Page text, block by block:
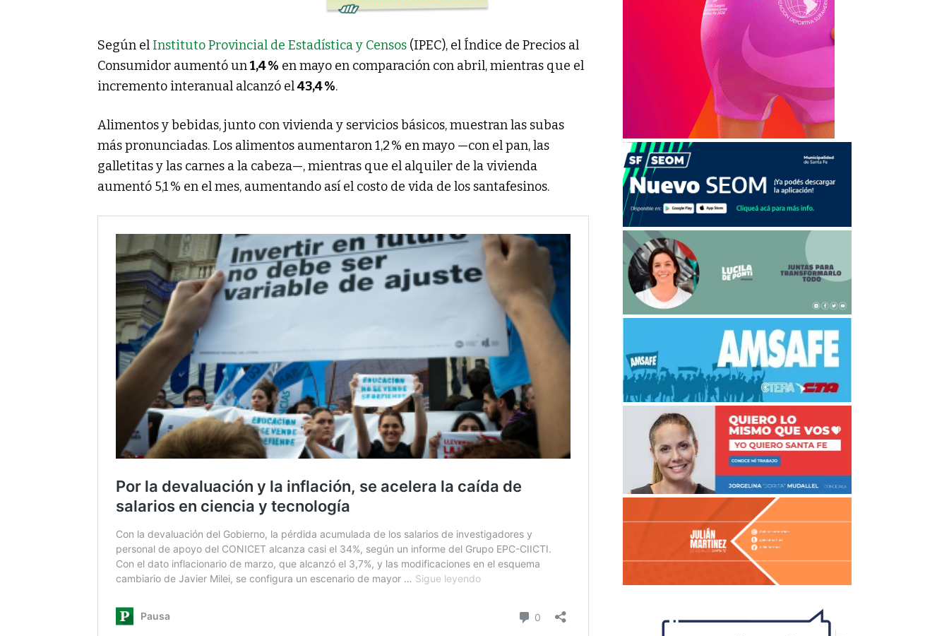
Según el Instituto Provincial de Estadística y Censos (IPEC), el Índice de Precios al
Consumidor aumentó un1,4 % en mayo en comparación con abril, mientras que el
incremento interanual alcanzó el43,4 %.
Alimentos y bebidas, junto con vivienda y servicios básicos, muestran las subas
más pronunciadas. Los alimentos aumentaron 1,2 % en mayo —con el pan, las
galletitas y las carnes a la cabeza—, mientras que el alquiler de la vivienda
aumentó 5,1 % en el mes, aumentando así el costo de vida de los santafesinos.